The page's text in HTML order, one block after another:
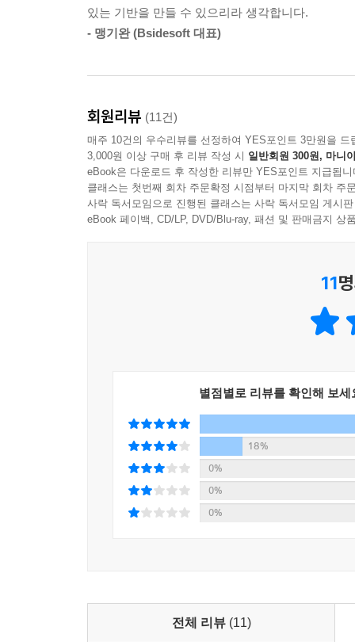
있는 기반을 만들 수 있으리라 생각합니다.
- 맹기완 (Bsidesoft 대표)
회원리뷰 (11건)
매주 10건의 우수리뷰를 선정하여 YES포인트 3만원을 드
3,000원 이상 구매 후 리뷰 작성 시 일반회원 300원, 마니
eBook은 다운로드 후 작성한 리뷰만 YES포인트 지급됩니
클래스는 첫번째 회차 주문확정 시점부터 마지막 회차 주
사락 독서모임으로 진행된 클래스는 사락 독서모임 게시
eBook 페이백, CD/LP, DVD/Blu-ray, 패션 및 판매금지 상
11
별점별로 리뷰를 확인해 보세
18%
0%
0%
0%
전체 리뷰 (11)